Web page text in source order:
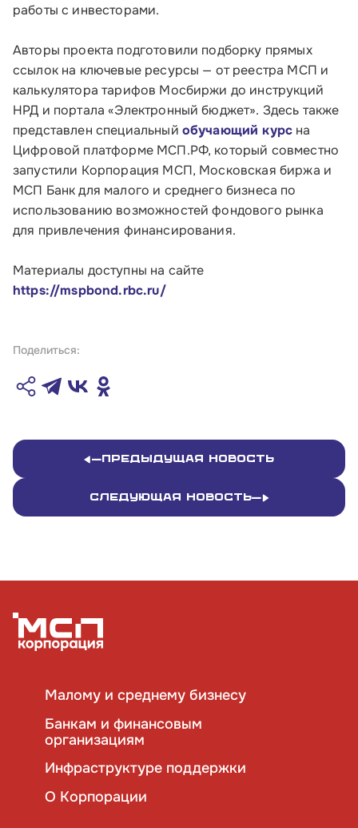
Соцсети
Телефон:
8 800 100-11-00
Время работы:
Почтовый адрес:
работы с инвесторами.
Авторы проекта подготовили подборку прямых
ссылок на ключевые ресурсы — от реестра МСП и
калькулятора тарифов Мосбиржи до инструкций
НРД и портала «Электронный бюджет». Здесь также
представлен специальный обучающий курс на
Цифровой платформе МСП.РФ, который совместно
запустили Корпорация МСП, Московская биржа и
МСП Банк для малого и среднего бизнеса по
использованию возможностей фондового рынка
для привлечения финансирования.
Материалы доступны на сайте
https://mspbond.rbc.ru/
Поделиться:
Предыдущая новость
Следующая новость
Малому и среднему бизнесу
Банкам и финансовым
организациям
Инфраструктуре поддержки
О Корпорации